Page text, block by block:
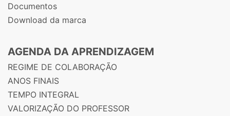
Documentos
Download da marca
AGENDA DA APRENDIZAGEM
REGIME DE COLABORAÇÃO
ANOS FINAIS
TEMPO INTEGRAL
VALORIZAÇÃO DO PROFESSOR